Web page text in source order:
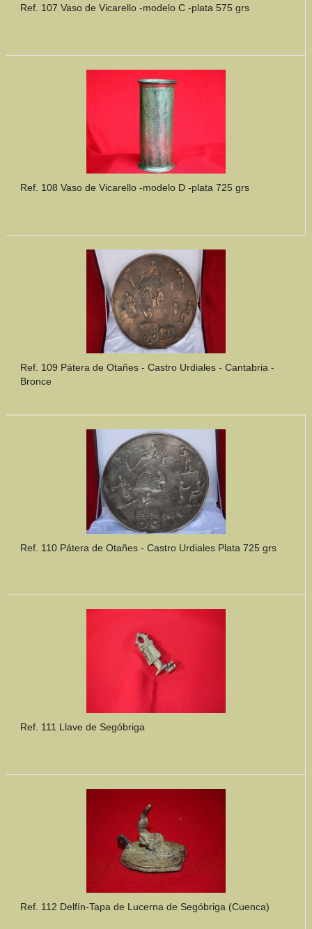
Ref. 107 Vaso de Vicarello -modelo C -plata 575 grs
Ref. 108 Vaso de Vicarello -modelo D -plata 725 grs
Ref. 109 Pátera de Otañes - Castro Urdiales - Cantabria -
Bronce
Ref. 110 Pátera de Otañes - Castro Urdiales Plata 725 grs
Ref. 111 Llave de Segóbriga
Ref. 112 Delfín-Tapa de Lucerna de Segóbriga (Cuenca)